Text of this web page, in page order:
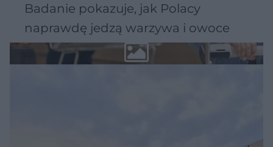
Badanie pokazuje, jak Polacy
naprawdę jedzą warzywa i owoce